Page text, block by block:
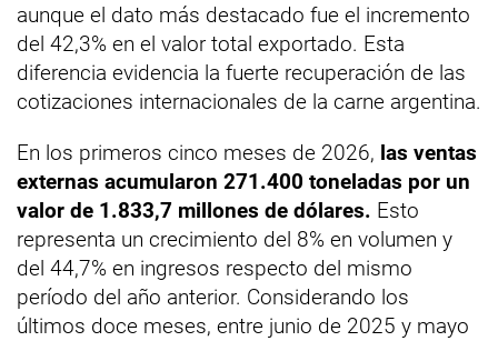
aunque el dato más destacado fue el incremento
del 42,3% en el valor total exportado. Esta
diferencia evidencia la fuerte recuperación de las
cotizaciones internacionales de la carne argentina.
En los primeros cinco meses de 2026, las ventas
externas acumularon 271.400 toneladas por un
valor de 1.833,7 millones de dólares. Esto
representa un crecimiento del 8% en volumen y
del 44,7% en ingresos respecto del mismo
período del año anterior. Considerando los
últimos doce meses, entre junio de 2025 y mayo